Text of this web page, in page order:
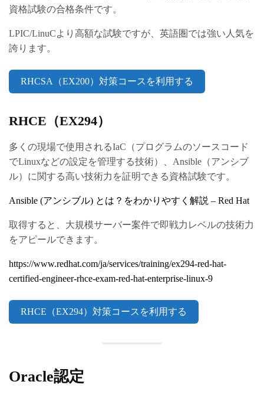
資格試験の合格条件です。
LPIC/LinuCより高額な試験ですが、英語圏では強い人気を
誇ります。
RHCSA（EX200）対策コースを利用する
RHCE（EX294）
多くの現場で使用されるIaC（プログラムのソースコード
でLinuxなどの設定を管理する技術）、Ansible（アンシブ
ル）に関する高い技術力を証明できる資格試験です。
Ansible (アンシブル) とは？をわかりやすく解説 – Red Hat
取得すると、大規模サーバー案件で即戦力レベルの技術力
をアピールできます。
https://www.redhat.com/ja/services/training/ex294-red-hat-
certified-engineer-rhce-exam-red-hat-enterprise-linux-9
RHCE（EX294）対策コースを利用する
Oracle認定